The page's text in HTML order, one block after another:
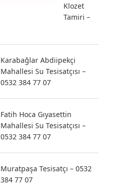
Klozet
Tamiri –
Karabağlar Abdiipekçi
Mahallesi Su Tesisatçısı –
0532 384 77 07
Fatih Hoca Gıyasettin
Mahallesi Su Tesisatçısı –
0532 384 77 07
Muratpaşa Tesisatçı – 0532
384 77 07